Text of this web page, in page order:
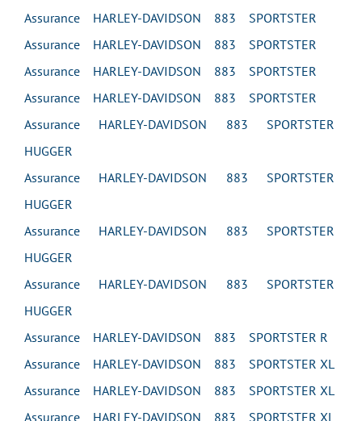
Assurance HARLEY-DAVIDSON 883 SPORTSTER
Assurance HARLEY-DAVIDSON 883 SPORTSTER
Assurance HARLEY-DAVIDSON 883 SPORTSTER
Assurance HARLEY-DAVIDSON 883 SPORTSTER
Assurance HARLEY-DAVIDSON 883 SPORTSTER
HUGGER
Assurance HARLEY-DAVIDSON 883 SPORTSTER
HUGGER
Assurance HARLEY-DAVIDSON 883 SPORTSTER
HUGGER
Assurance HARLEY-DAVIDSON 883 SPORTSTER
HUGGER
Assurance HARLEY-DAVIDSON 883 SPORTSTER R
Assurance HARLEY-DAVIDSON 883 SPORTSTER XL
Assurance HARLEY-DAVIDSON 883 SPORTSTER XL
Assurance HARLEY-DAVIDSON 883 SPORTSTER XL